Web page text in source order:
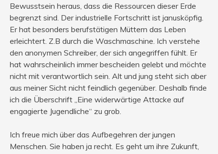
Bewusstsein heraus, dass die Ressourcen dieser Erde
begrenzt sind. Der industrielle Fortschritt ist janusköpfig.
Er hat besonders berufstätigen Müttern das Leben
erleichtert. Z.B durch die Waschmaschine. Ich verstehe
den anonymen Schreiber, der sich angegriffen fühlt. Er
hat wahrscheinlich immer bescheiden gelebt und möchte
nicht mit verantwortlich sein. Alt und jung steht sich aber
aus meiner Sicht nicht feindlich gegenüber. Deshalb finde
ich die Überschrift „Eine widerwärtige Attacke auf
engagierte Jugendliche“ zu grob.
Ich freue mich über das Aufbegehren der jungen
Menschen. Sie haben ja recht. Es geht um ihre Zukunft,